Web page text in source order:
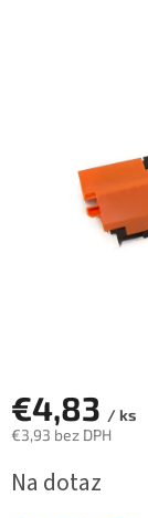
€4,83 / ks
€3,93 bez DPH
cena:
Na dotaz